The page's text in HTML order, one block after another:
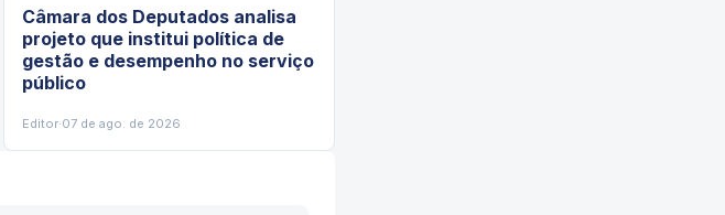
Câmara dos Deputados analisa
projeto que institui política de
gestão e desempenho no serviço
público
Editor·07 de ago. de 2026